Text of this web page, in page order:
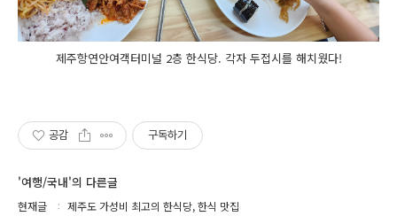
제주항연안여객터미널 2층 한식당. 각자 두접시를 해치웠다!
공감 구독하기
'여행/국내'의 다른글
현재글 제주도 가성비 최고의 한식당, 한식 맛집